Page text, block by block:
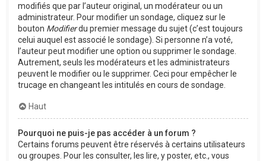
modifiés que par l’auteur original, un modérateur ou un
administrateur. Pour modifier un sondage, cliquez sur le
bouton Modifierdu premier message du sujet (c’est toujours
celui auquel est associé le sondage). Si personne n’a voté,
l’auteur peut modifier une option ou supprimer le sondage.
Autrement, seuls les modérateurs et les administrateurs
peuvent le modifier ou le supprimer. Ceci pour empêcher le
trucage en changeant les intitulés en cours de sondage.
Haut
Pourquoi ne puis-je pas accéder à un forum ?
Certains forums peuvent être réservés à certains utilisateurs
ou groupes. Pour les consulter, les lire, y poster, etc., vous